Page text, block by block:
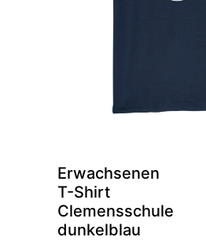
Erwachsenen
T-Shirt
Clemensschule
dunkelblau